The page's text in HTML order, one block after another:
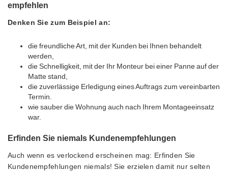
empfehlen
Denken Sie zum Beispiel an:
die freundliche Art, mit der Kunden bei Ihnen behandelt
werden,
die Schnelligkeit, mit der Ihr Monteur bei einer Panne auf der
Matte stand,
die zuverlässige Erledigung eines Auftrags zum vereinbarten
Termin.
wie sauber die Wohnung auch nach Ihrem Montageeinsatz
war.
Erfinden Sie niemals Kundenempfehlungen
Auch wenn es verlockend erscheinen mag: Erfinden Sie
Kundenempfehlungen niemals! Sie erzielen damit nur selten